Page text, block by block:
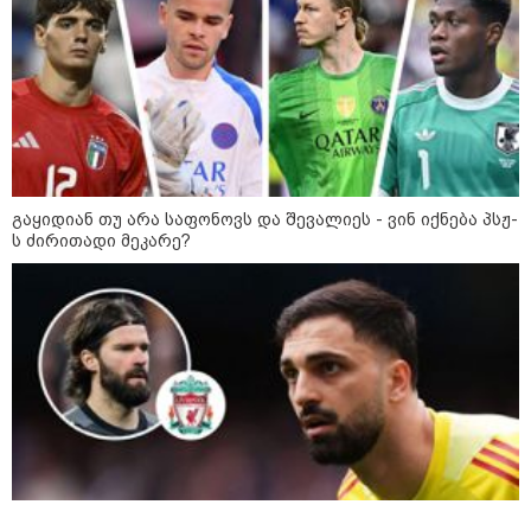
კონფლიქტები
გაყიდიან თუ არა საფონოვს და შევალიეს - ვინ იქნება პსჟ-
ს ძირითადი მეკარე?